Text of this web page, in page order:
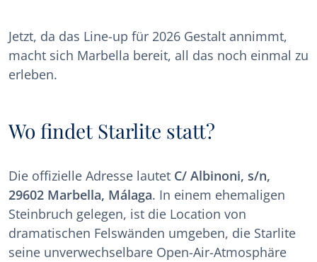
Jetzt, da das Line-up für 2026 Gestalt annimmt,
macht sich Marbella bereit, all das noch einmal zu
erleben.
Wo findet Starlite statt?
Die offizielle Adresse lautet C/ Albinoni, s/n,
29602 Marbella, Málaga. In einem ehemaligen
Steinbruch gelegen, ist die Location von
dramatischen Felswänden umgeben, die Starlite
seine unverwechselbare Open-Air-Atmosphäre